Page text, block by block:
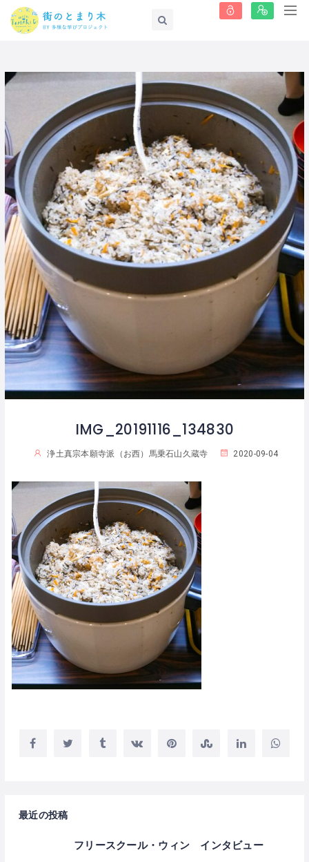
IMG_20191116_134830
浄土真宗本願寺派（お西）馬乗石山久蔵寺 2020-09-04
最近の投稿
フリースクール・ウィン インタビュー